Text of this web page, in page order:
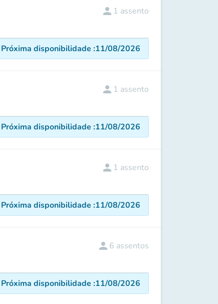
person 1 assento
Próxima disponibilidade :11/08/2026
person 1 assento
Próxima disponibilidade :11/08/2026
person 1 assento
Próxima disponibilidade :11/08/2026
person 6 assentos
Próxima disponibilidade :11/08/2026